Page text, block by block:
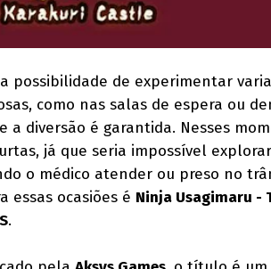
possibilidade de experimentar
como nas salas de espera ou
diversão é garantida. Nesses
já que seria impossível
o médico atender ou preso no
essas ocasiões é Ninja Usagimaru -
.